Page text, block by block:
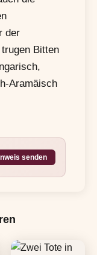
der
Bitten
Aramäisch
senden